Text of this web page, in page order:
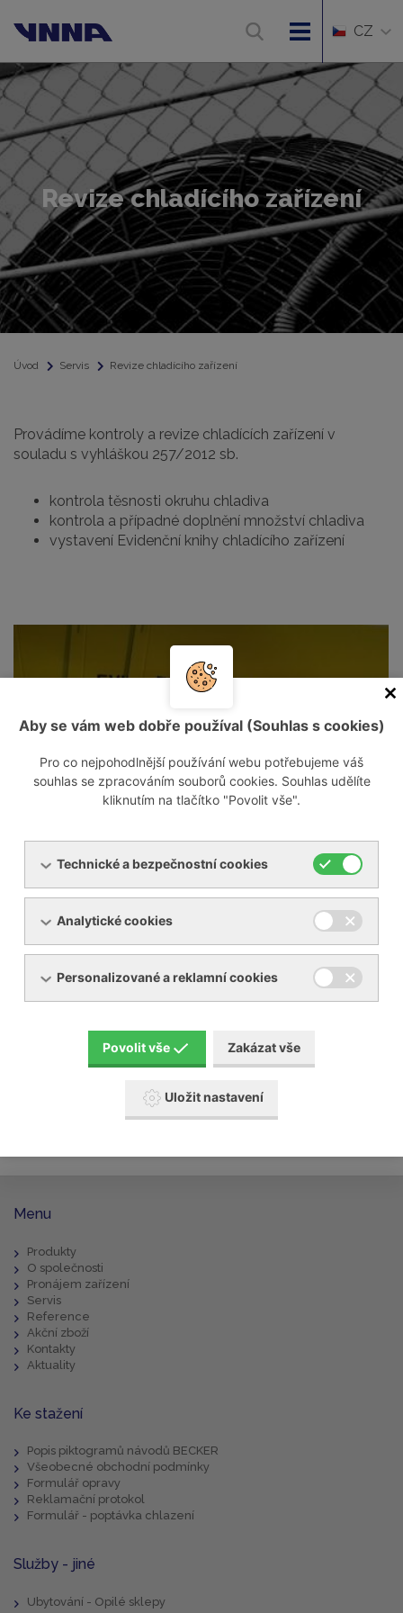
CZ
Revize chladícího zařízení
Úvod Servis Revize chladícího zařízení
Provádíme kontroly a revize chladících zařízení v
souladu s vyhláškou 257/2012 sb.
kontrola těsnosti okruhu chladiva
kontrola a případné doplnění množství chladiva
vystavení Evidenční knihy chladícího zařízení
Servis dmychadel, vývěv
Servis kompresorů
Servis sušiček a filtrů stlačených plynů
Revize chladícího zařízení
Menu
Produkty
O společnosti
Pronájem zařízení
Servis
Reference
Akční zboží
Kontakty
Aktuality
Ke stažení
Popis piktogramů návodů BECKER
Všeobecné obchodní podmínky
Formulář opravy
Reklamační protokol
Formulář - poptávka chlazení
Služby - jiné
Ubytování - Opilé sklepy
Aby se vám web dobře používal (Souhlas s cookies)
Pro co nejpohodlnější používání webu potřebujeme váš
souhlas se zpracováním souborů cookies. Souhlas udělíte
kliknutím na tlačítko "Povolit vše".
Technické a bezpečnostní cookies
Analytické cookies
Personalizované a reklamní cookies
Povolit vše Zakázat vše
Uložit nastavení